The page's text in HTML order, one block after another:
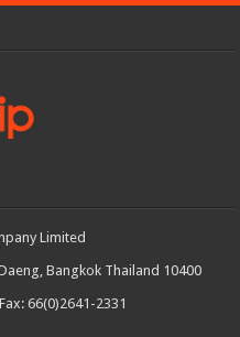
Limited
Bangkok Thailand 10400
66(0)2641-2331